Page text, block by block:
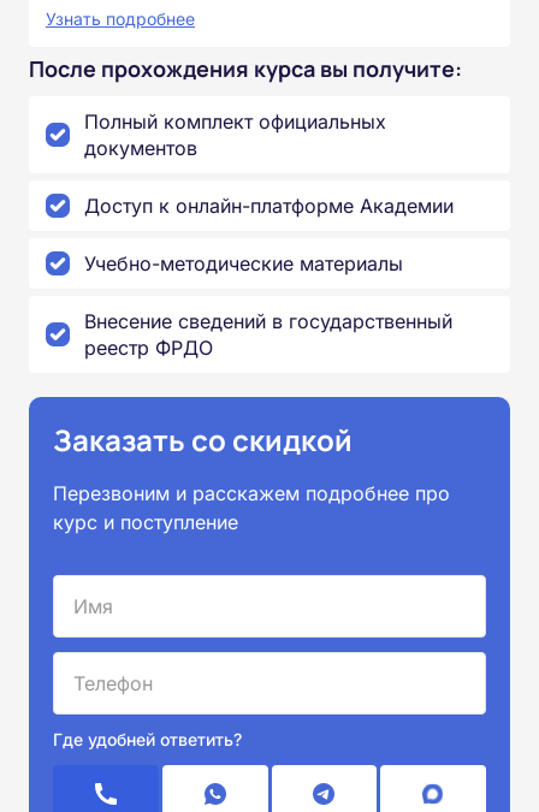
Узнать подробнее
После прохождения курса вы получите:
Полный комплект официальных
документов
Доступ к онлайн-платформе Академии
Учебно-методические материалы
Внесение сведений в государственный
реестр ФРДО
Заказать со скидкой
Перезвоним и расскажем подробнее про
курс и поступление
Где удобней ответить?